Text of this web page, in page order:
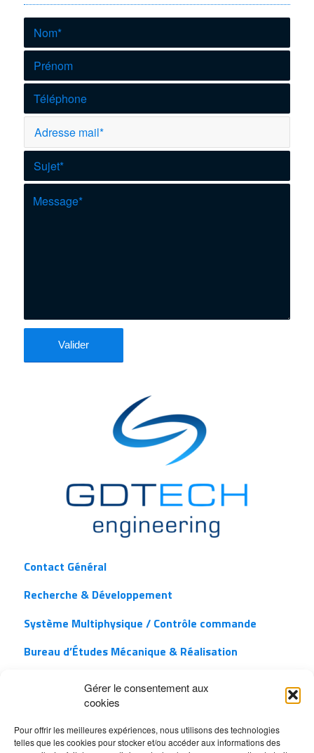
Gérer le consentement aux
cookies
Pour offrir les meilleures expériences, nous utilisons des technologies
telles que les cookies pour stocker et/ou accéder aux informations des
Contact Général
Recherche & Développement
Système Multiphysique / Contrôle commande
Bureau d’Études Mécanique & Réalisation
Aérothermique / Thermique / CFD
Combustion / CFD
Fiabilité / Traitement Statistique